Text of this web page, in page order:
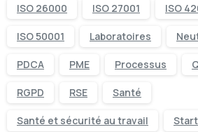
ISO 26000 ISO 27001 ISO
ISO 50001 Laboratoires
PDCA PME Processus
RGPD RSE Santé
Santé et sécurité au travail